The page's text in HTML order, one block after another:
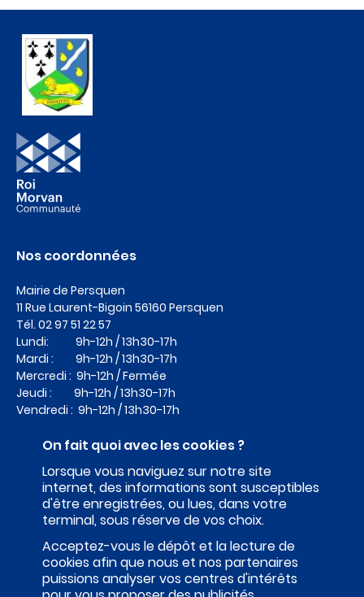
On fait quoi avec les cookies ?
Lorsque vous naviguez sur notre site
internet, des informations sont susceptibles
d'être enregistrées, ou lues, dans votre
terminal, sous réserve de vos choix.
Acceptez-vous le dépôt et la lecture de
cookies afin que nous et nos partenaires
puissions analyser vos centres d'intérêts
Nos coordonnées
Mairie de Persquen
11 Rue Laurent-Bigoin 56160 Persquen
Tél. 02 97 51 22 57
Lundi: 9h-12h / 13h30-17h
Mardi : 9h-12h / 13h30-17h
Mercredi : 9h-12h / Fermée
Jeudi : 9h-12h / 13h30-17h
Vendredi : 9h-12h / 13h30-17h